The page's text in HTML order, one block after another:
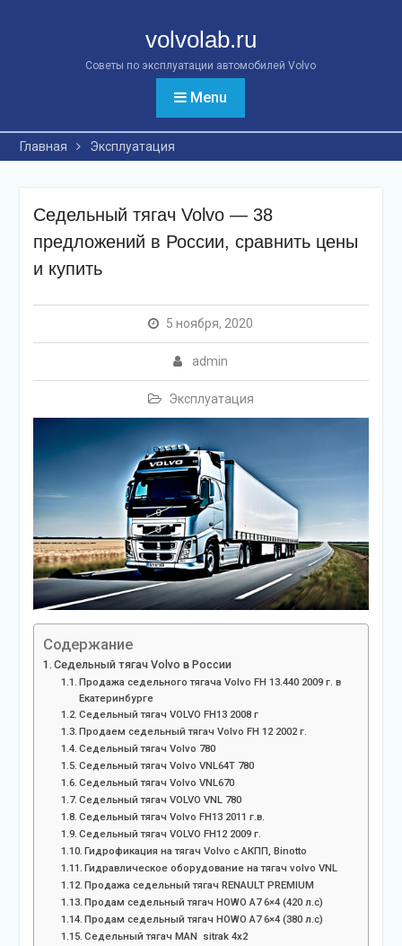
volvolab.ru
Советы по эксплуатации автомобилей Volvo
Menu
Главная Эксплуатация
Седельный тягач Volvo — 38
предложений в России, сравнить цены
и купить
5 ноября, 2020
admin
Эксплуатация
Содержание
Седельный тягач Volvo в России
Продажа седельного тягача Volvo FH 13.440 2009 г. в
Екатеринбурге
Седельный тягач VOLVO FH13 2008 г
Продаем седельный тягач Volvo FH 12 2002 г.
Седельный тягач Volvo 780
Седельный тягач Volvo VNL64T 780
Седельный тягач Volvo VNL670
Седельный тягач VOLVO VNL 780
Седельный тягач Volvo FH13 2011 г.в.
Седельный тягач VOLVO FH12 2009 г.
Гидрофикация на тягач Volvo c АКПП, Binotto
Гидравлическое оборудование на тягач volvo VNL
Продажа седельный тягач RENAULT PREMIUM
Продам седельный тягач HOWO A7 6×4 (420 л.с)
Продам седельный тягач HOWO A7 6×4 (380 л.с)
Седельный тягач MAN  sitrak 4х2